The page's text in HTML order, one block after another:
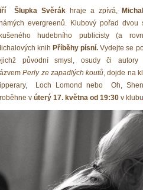
Šlupka Svěrák hraje a zpívá,
evergreenů. Klubový pořad
hudebního publicisty (a
knih Příběhy písní.Vydejte se
původní smysl, osudy či autory
Perly ze zapadlých koutů, dojde na
Loch Lomond nebo Oh,
v úterý 17. května od 19:30 v klubu